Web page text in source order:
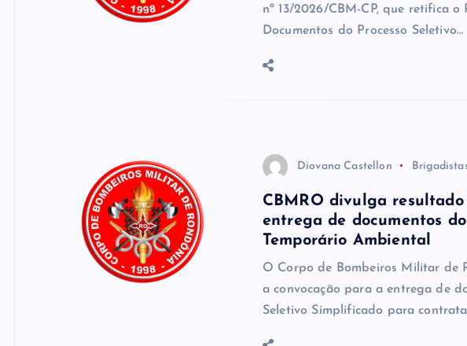
nº 13/2026/CBM-CP, que retifica
Documentos do Processo Seletivo…
Diovana Castellon
CBMRO divulga
entrega de documentos
Temporário Ambiental
O Corpo de Bombeiros Militar de
a convocação para a entrega de
Seletivo Simplificado para